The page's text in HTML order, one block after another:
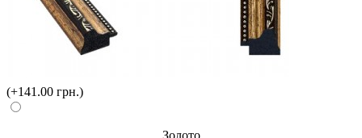
(+141.00 грн.)
Золото